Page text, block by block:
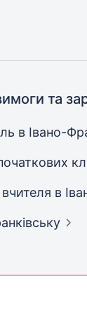
та
в Івано-
вчителя в